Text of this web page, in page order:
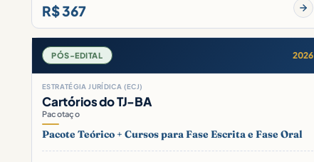
R$ 367
PÓS-EDITAL 2026
ESTRATÉGIA JURÍDICA (ECJ)
Cartórios do TJ-BA
Pacotaço
Pacote Teórico + Cursos para Fase Escrita e Fase Oral